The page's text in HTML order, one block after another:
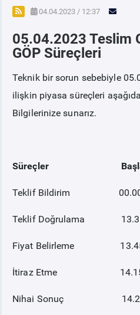
SPOT ELEKTRİK PİYASALARI
ÖRNEK FİNANS BELGELERİ
VADELİ ELEKTRİK PİYASASI
PİYASAKAYITSÜRECİ
BÜLTENLER
04.04.2023 / 12:37
05.04.2023 Teslim
GÖP Süreçleri
Teknik bir sorun sebebiyle
ilişkin piyasa süreçleri
Bilgilerinize sunarız.
Süreçler
Teklif Bildirim
Teklif Doğrulama
Fiyat Belirleme
İtiraz Etme
Nihai Sonuç